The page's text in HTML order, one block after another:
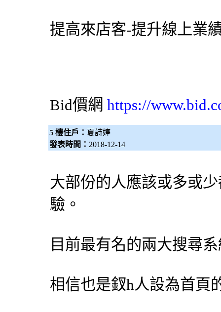
提高來店客-提升線上業
Bid價網 https://
5 樓住戶： 夏詩婷
發表時間： 2018-12-14
大部份的人應該或多或
驗。
目前最有名的兩大搜尋
相信也是釵h人設為首頁